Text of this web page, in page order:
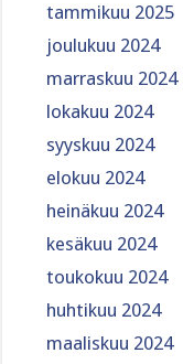
tammikuu 2025
joulukuu 2024
marraskuu 2024
lokakuu 2024
syyskuu 2024
elokuu 2024
heinäkuu 2024
kesäkuu 2024
toukokuu 2024
huhtikuu 2024
maaliskuu 2024